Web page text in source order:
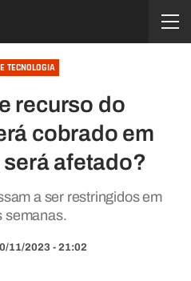
TECNOLOGIA
recurso do
cobrado em
afetado?
a ser restringidos em
semanas.
11/2023 - 21:02